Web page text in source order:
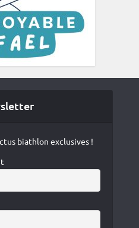
biathlon exclusives !